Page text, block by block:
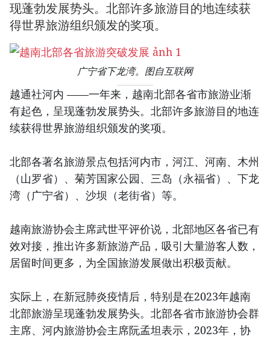
现蓬勃发展势头。北部许多旅游目的地连续获
得世界旅游组织颁发的奖项。
广宁省下龙湾。图自互联网
越通社河内 ——一年来，越南北部各省市旅游业渐
有起色，呈现蓬勃发展势头。北部许多旅游目的地连
续获得世界旅游组织颁发的奖项。
北部各著名旅游景点包括河内市，河江、河南、木州
（山罗省）、菊芳国家公园、三岛（永福省）、下龙
湾（广宁省）、沙坝（老街省）等。
越南旅游协会主席武世平评价说，北部地区各省已有
效对接，推出许多新旅游产品，吸引大量游客人数，
居留时间更多，为全国旅游发展做出积极贡献。
实际上，在新冠肺炎疫情后，特别是在2023年越南
北部旅游呈现蓬勃发展势头。北部各省市旅游协会群
主席、河内旅游协会主席阮孟坦表示，2023年，协